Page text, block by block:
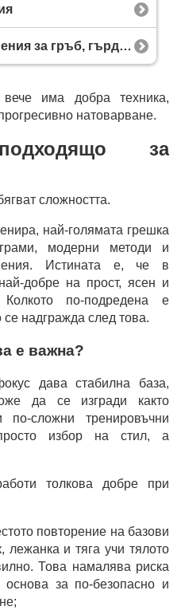
Топ 15 базови упражнения за гръб, гърди и крака
има добра техника,
натоварване.
за
сложността.
най-голямата грешка
модерни методи и
Истината е, че в
добре на прост, ясен и
Колкото по-подредена е
надгражда след това.
е важна?
дава стабилна база,
да се изгради както
сложни тренировъчни
избор на стил, а
толкова добре при
повторение на базови
лежанка и тяга учи тялото
Това намалява риска
за по-безопасно и